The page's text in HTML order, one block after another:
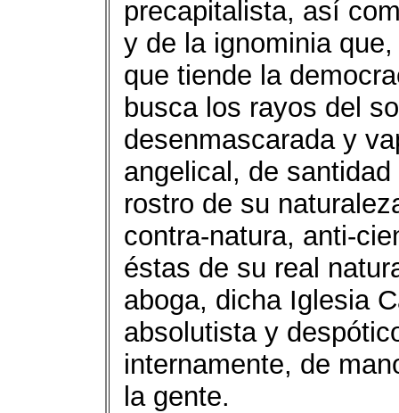
precapitalista, así
y de la ignominia
que tiende la
busca los rayos del
desenmascarada y
angelical, de
rostro de su
contra-natura, anti-
éstas de su real
aboga, dicha Iglesia
absolutista y
internamente, de
la gente.